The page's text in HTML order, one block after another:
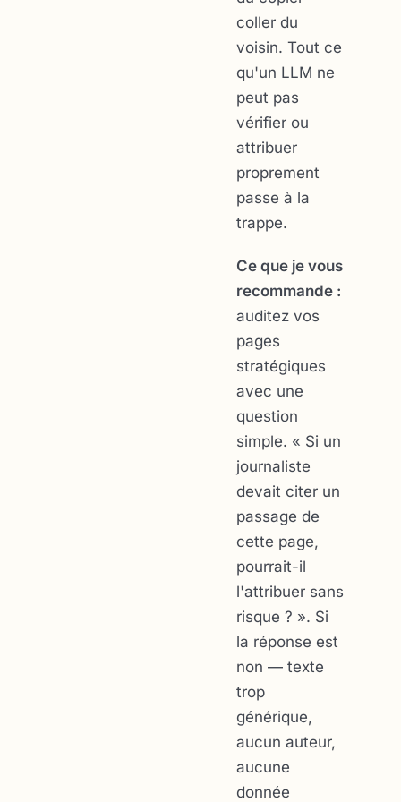
coller du
voisin. Tout ce
qu'un LLM ne
peut pas
vérifier ou
attribuer
proprement
passe à la
trappe.
Ce que je vous
recommande :
auditez vos
pages
stratégiques
avec une
question
simple. « Si un
journaliste
devait citer un
passage de
cette page,
pourrait-il
l'attribuer sans
risque ? ». Si
la réponse est
non — texte
trop
générique,
aucun auteur,
aucune
donnée